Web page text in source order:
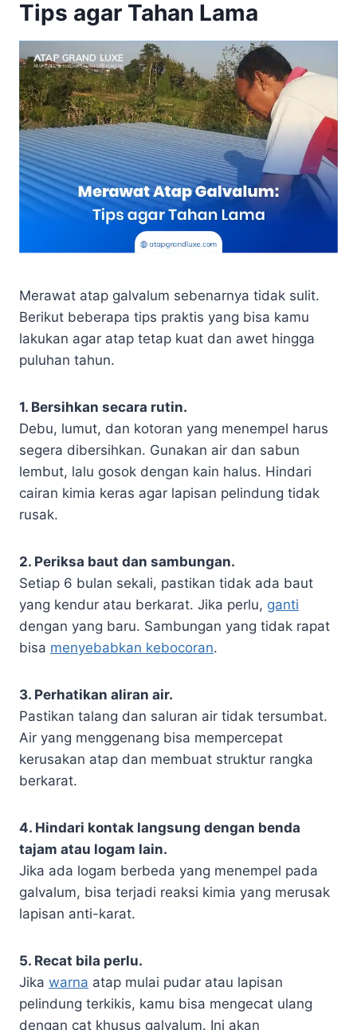
Tips agar Tahan Lama
Merawat atap galvalum sebenarnya tidak sulit.
Berikut beberapa tips praktis yang bisa kamu
lakukan agar atap tetap kuat dan awet hingga
puluhan tahun.
1. Bersihkan secara rutin.
Debu, lumut, dan kotoran yang menempel harus
segera dibersihkan. Gunakan air dan sabun
lembut, lalu gosok dengan kain halus. Hindari
cairan kimia keras agar lapisan pelindung tidak
rusak.
2. Periksa baut dan sambungan.
Setiap 6 bulan sekali, pastikan tidak ada baut
yang kendur atau berkarat. Jika perlu, ganti
dengan yang baru. Sambungan yang tidak rapat
bisa menyebabkan kebocoran.
3. Perhatikan aliran air.
Pastikan talang dan saluran air tidak tersumbat.
Air yang menggenang bisa mempercepat
kerusakan atap dan membuat struktur rangka
berkarat.
4. Hindari kontak langsung dengan benda
tajam atau logam lain.
Jika ada logam berbeda yang menempel pada
galvalum, bisa terjadi reaksi kimia yang merusak
lapisan anti-karat.
5. Recat bila perlu.
Jika warna atap mulai pudar atau lapisan
pelindung terkikis, kamu bisa mengecat ulang
dengan cat khusus galvalum. Ini akan